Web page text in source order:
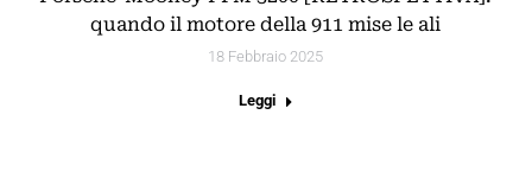
quando il motore della 911 mise le ali
18 Febbraio 2025
Leggi